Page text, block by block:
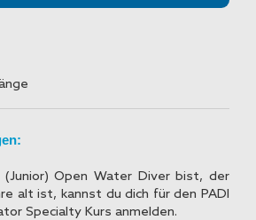
(Junior) Open Water Diver bist, der
alt ist, kannst du dich für den PADI
Specialty Kurs anmelden.